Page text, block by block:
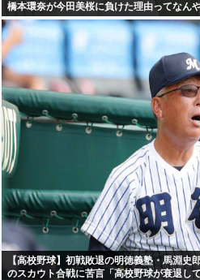
橋本環奈が今田美桜に負けた理由ってなん
【高校野球】初戦敗退の明徳義塾・馬淵
のスカウト合戦に苦言「高校野球が衰退して